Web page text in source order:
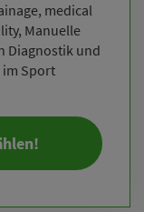
medical
Manuelle
Diagnostik und
im Sport